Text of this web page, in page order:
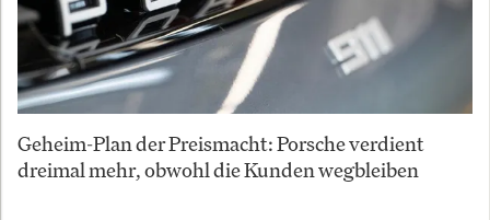
Geheim-Plan der Preismacht: Porsche verdient
dreimal mehr, obwohl die Kunden wegbleiben